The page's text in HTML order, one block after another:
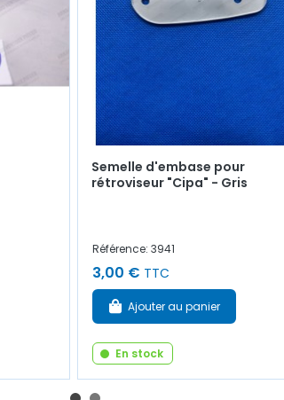
Semelle d'embase pour
rétroviseur "Cipa" - Gris
Référence: 3941
3,00 € TTC
Ajouter au panier
En stock